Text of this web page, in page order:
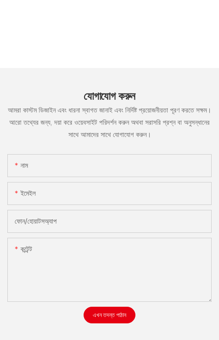
যোগাযোগ করুন
আমরা কাস্টম ডিজাইন এবং ধারনা স্বাগত জানাই এবং নির্দিষ্ট প্রয়োজনীয়তা পূরণ করতে সক্ষম।
আরো তথ্যের জন্য, দয়া করে ওয়েবসাইট পরিদর্শন করুন অথবা সরাসরি প্রশ্ন বা অনুসন্ধানের
সাথে আমাদের সাথে যোগাযোগ করুন।
নাম
ইমেইল
ফোন/হোয়াটসঅ্যাপ
কন্টেন্ট
এখন তদন্ত পাঠান